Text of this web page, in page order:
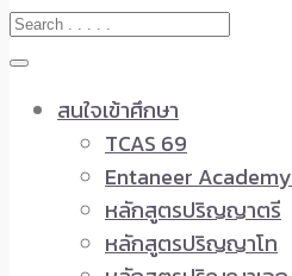
สนใจเข้าศึกษา
TCAS 69
Entaneer Academy
หลักสูตรปริญญาตรี
หลักสูตรปริญญาโท